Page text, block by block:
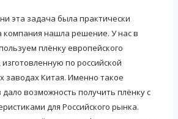
эта задача была практически
нашла решение. У нас в
плёнку европейского
по российской
заводах Китая. Именно такое
возможность получить плёнку с
для Российского рынка.